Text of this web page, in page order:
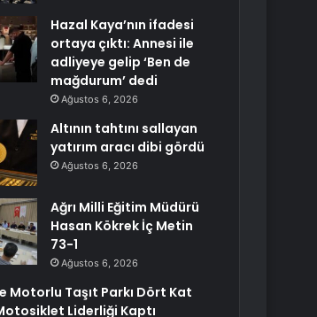
Hazal Kaya’nın ifadesi
ortaya çıktı: Annesi ile
adliyeye gelip ‘Ben de
mağdurum’ dedi
Ağustos 6, 2026
Altının tahtını sallayan
yatırım aracı dibi gördü
Ağustos 6, 2026
Ağrı Milli Eğitim Müdürü
Hasan Kökrek İç Metin
73-1
Ağustos 6, 2026
Motorlu Taşıt Parkı Dört Kat
Liderliği Kaptı